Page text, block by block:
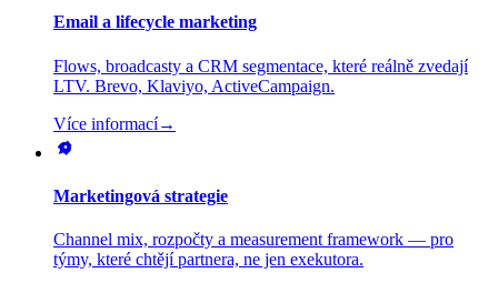
Email a lifecycle marketing
Flows, broadcasty a CRM segmentace, které reálně zvedají
LTV. Brevo, Klaviyo, ActiveCampaign.
Více informací→
Marketingová strategie
Channel mix, rozpočty a measurement framework — pro
týmy, které chtějí partnera, ne jen exekutora.